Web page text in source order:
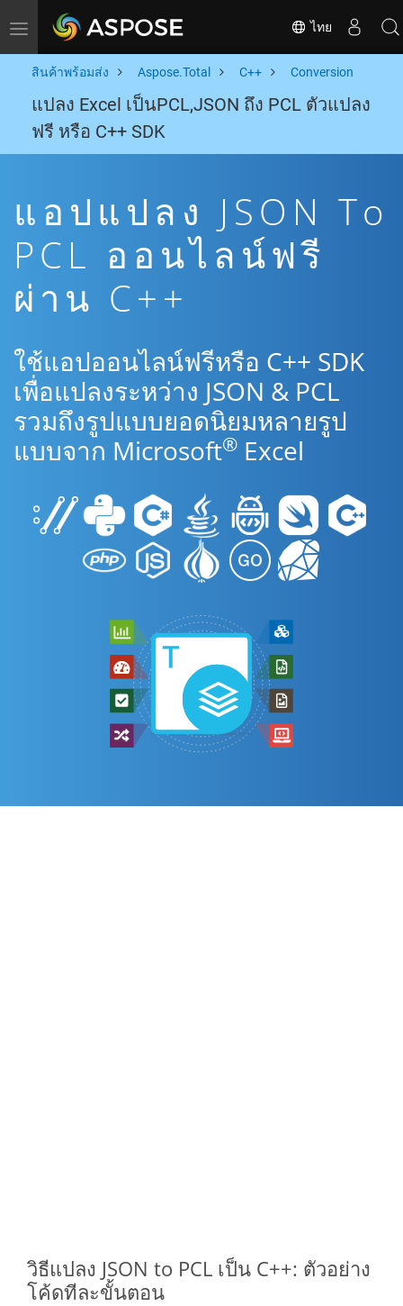
Toggle navigation ไทย
สินค้าพร้อมส่ง Aspose.Total C++ Conversion
แปลง Excel เป็นPCL,JSON ถึง PCL ตัวแปลง
ฟรี หรือ C++ SDK
แอปแปลง JSON To
PCL ออนไลน์ฟรี
ผ่าน C++
ใช้แอปออนไลน์ฟรีหรือ C++ SDK
เพื่อแปลงระหว่าง JSON & PCL
รวมถึงรูปแบบยอดนิยมหลายรูป
แบบจาก Microsoft® Excel
วิธีแปลง JSON to PCL เป็น C++: ตัวอย่าง
โค้ดทีละขั้นตอน